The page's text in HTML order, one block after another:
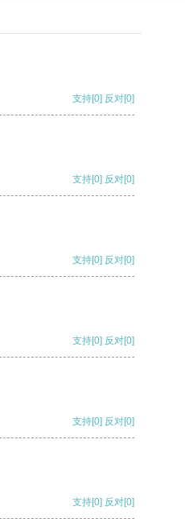
支持[0] 反对[0]
支持[0] 反对[0]
支持[0] 反对[0]
支持[0] 反对[0]
支持[0] 反对[0]
支持[0] 反对[0]